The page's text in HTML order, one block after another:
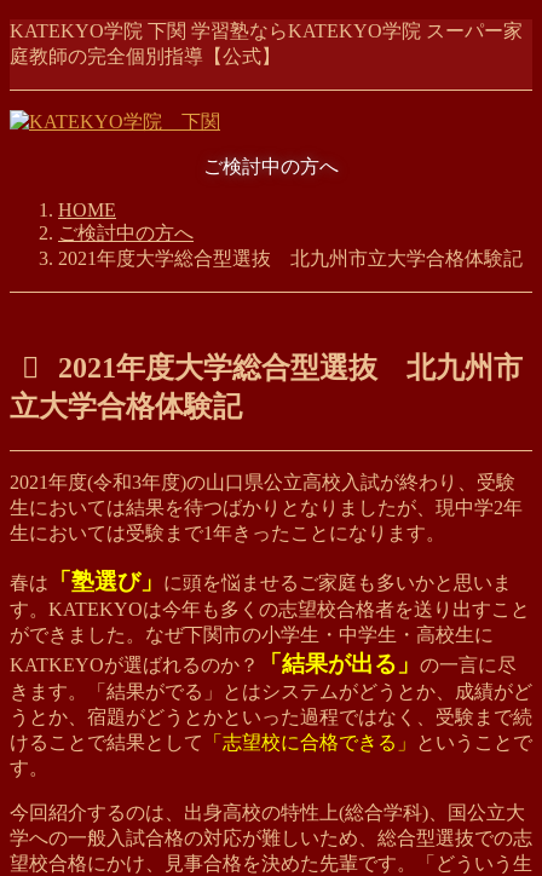
コ
ン
ン
ツ
ナ
ビ
ー
シ
KATEKYO学院 下関 学習塾ならKATEKYO学院 スーパー家
庭教師の完全個別指導【公式】
ご検討中の方へ
HOME
ご検討中の方へ
2021年度大学総合型選抜 北九州市立大学合格体験記
2021年度大学総合型選抜 北九州市
立大学合格体験記
2021年度(令和3年度)の山口県公立高校入試が終わり、受験
生においては結果を待つばかりとなりましたが、現中学2年
生においては受験まで1年きったことになります。
春は 「塾選び」
に頭を悩ませるご家庭も多いかと思いま
す。KATEKYOは今年も多くの志望校合格者を送り出すこと
ができました。なぜ下関市の小学生・中学生・高校生に
KATKEYOが選ばれるのか ？ 「結果が出る」 の一言に尽
きます。「結果がでる」とはシステムがどうとか、成績がど
うとか、宿題がどうとかといった過程ではなく、受験まで続
けることで結果として
「志望校に合格できる」
ということで
す。
今回紹介するのは、出身高校の特性上(総合学科)、国公立大
学への一般入試合格の対応が難しいため、総合型選抜での志
望校合格にかけ、見事合格を決めた先輩です。「どういう生